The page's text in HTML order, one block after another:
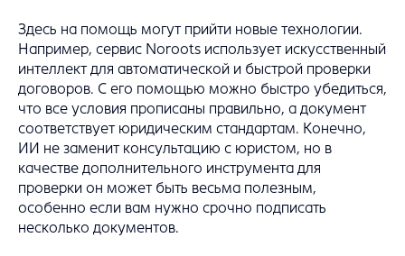
Здесь на помощь могут прийти новые технологии.
Например, сервис Noroots использует искусственный
интеллект для автоматической и быстрой проверки
договоров. С его помощью можно быстро убедиться,
что все условия прописаны правильно, а документ
соответствует юридическим стандартам. Конечно,
ИИ не заменит консультацию с юристом, но в
качестве дополнительного инструмента для
проверки он может быть весьма полезным,
особенно если вам нужно срочно подписать
несколько документов.